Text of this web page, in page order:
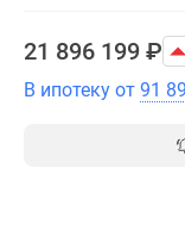
21 896 199 ₽
В ипотеку от 91